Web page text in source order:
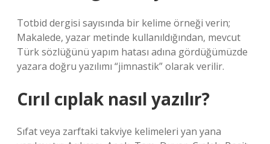
Totbid dergisi sayısında bir kelime örneği verin;
Makalede, yazar metinde kullanıldığından, mevcut
Türk sözlüğünü yapım hatası adına gördüğümüzde
yazara doğru yazılımı “jimnastik” olarak verilir.
Cırıl cıplak nasıl yazılır?
Sıfat veya zarftaki takviye kelimeleri yan yana